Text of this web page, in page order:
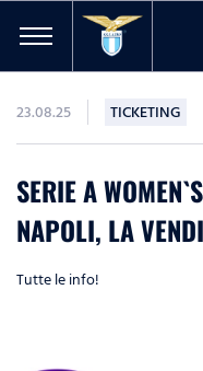
23.08.25 TICKETING
SERIE A
NAPOLI, LA
Tutte le info!